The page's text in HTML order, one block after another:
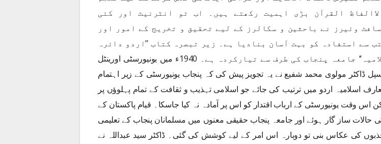
لاالفاظ القرآن بڑی اہمیت رکھتے ہیں۔ اب تو انٹرنیٹ اور کئی
وئیرز نے باحثین و سکالرز کے لیے تحقیق و تخریج کے امور اور
سے استفادہ کو بہت آسان بنادیا ہے۔ زیر تبصرہ کتاب ’’اردو دائرہ
معارف اسلامیہ‘‘ جامعہ پنجاب کی طرف سے تیارکردہ ہے۔ 1940ء میں یونیورسٹی اورینٹل
ڈاکٹر مولوی محمد شفیع نے یہ تجویز پیش کی کہ پنجاب یونیورسٹی کے زیر اہتمام
اسلامیہ اردو میں ترتیب کی جائے جو اسلامی تہذیب و ثقافت کے تمام پہلوؤں پر
اس وقت یونیورسٹی کے ارباب اقتدار کو اس پر آمادہ نہ کیا جاسکا۔ قیام پاکستان کے
حالات ساز گار ہوئے اور جامعہ پنجاب حقیقی معنوں میں مسلمانان پنجاب کے تعلیمی
کی عکاس بنی تو دوبارہ اس امر کے لیے کوشش کی گئی۔ ڈاکٹر سید عبداللہ نے